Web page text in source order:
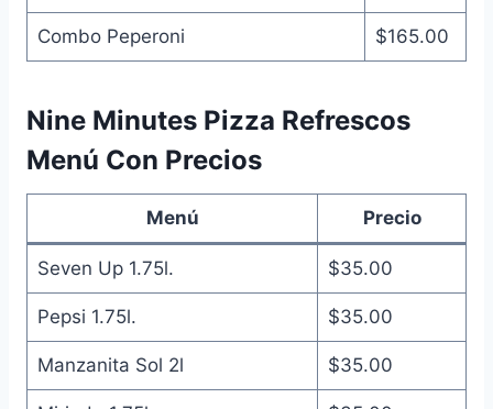
Combo Peperoni $165.00
Nine Minutes Pizza Refrescos
Menú Con Precios
Menú Precio
Seven Up 1.75l. $35.00
Pepsi 1.75l. $35.00
Manzanita Sol 2l $35.00